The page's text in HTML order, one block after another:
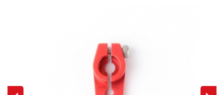
Аппаратура и электроника
Аккумуляторы и батарейки